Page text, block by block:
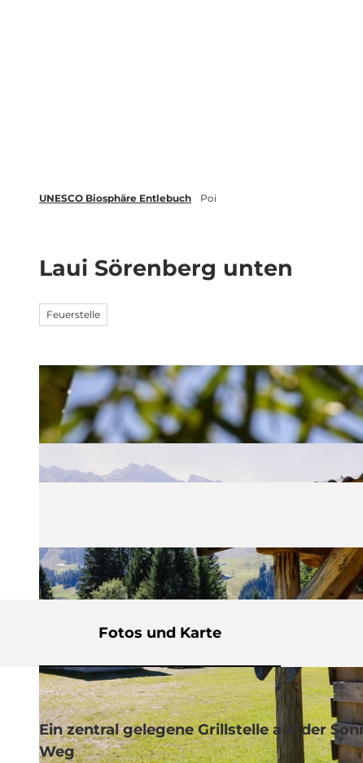
UNESCO Biosphäre Entlebuch Poi
Laui Sörenberg unten
Feuerstelle
Fotos und Karte
Ein zentral gelegene Grillstelle auf der
Weg